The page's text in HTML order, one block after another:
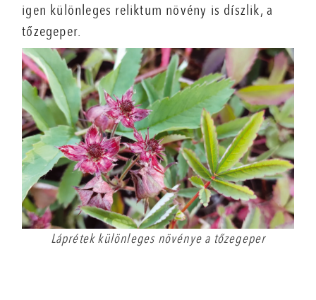
igen különleges reliktum növény is díszlik, a
tőzegeper.
Láprétek különleges növénye a tőzegeper